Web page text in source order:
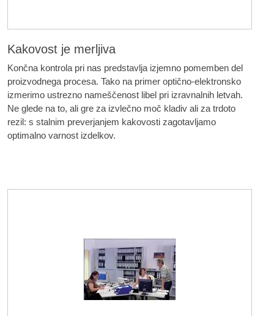
Kakovost je merljiva
Končna kontrola pri nas predstavlja izjemno pomemben del
proizvodnega procesa. Tako na primer optično-elektronsko
izmerimo ustrezno nameščenost libel pri izravnalnih letvah.
Ne glede na to, ali gre za izvlečno moč kladiv ali za trdoto
rezil: s stalnim preverjanjem kakovosti zagotavljamo
optimalno varnost izdelkov.